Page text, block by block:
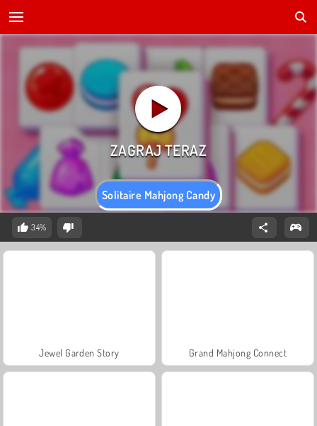
Solitaire Mahjong Candy
34%
Jewel Garden Story Grand Mahjong Connect